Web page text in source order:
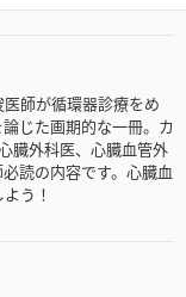
師が循環器診療をめ
じた画期的な一冊。カ
臓外科医、心臓血管外
読の内容です。心臓血
う！